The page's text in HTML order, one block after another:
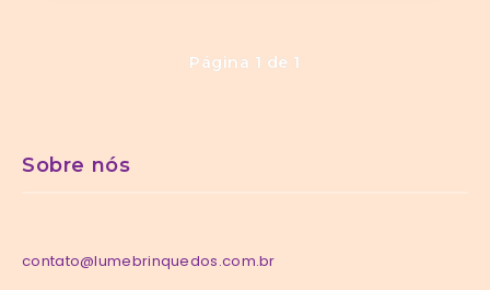
Página 1 de 1
Sobre nós
contato@lumebrinquedos.com.br